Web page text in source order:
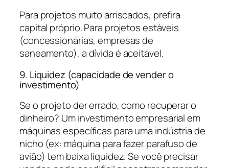
Para projetos muito arriscados, prefira
capital próprio. Para projetos estáveis
(concessionárias, empresas de
saneamento), a dívida é aceitável.
9. Liquidez (capacidade de vender o
investimento)
Se o projeto der errado, como recuperar o
dinheiro? Um investimento empresarial em
máquinas específicas para uma indústria de
nicho (ex: máquina para fazer parafuso de
avião) tem baixa liquidez. Se você precisar